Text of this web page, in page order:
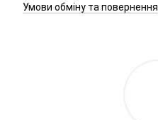
Умови обміну та повернення